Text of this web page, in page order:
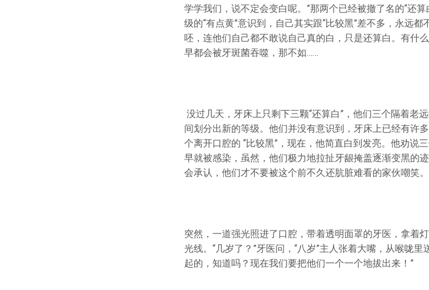
学学我们，说不定会变白呢。”那两个已经被撤了名的“还
级的“有点黄”意识到，自己其实跟“比较黑”差不多，永远都
呸，连他们自己都不敢说自己真的白，只是还算白。有什
早都会被牙斑菌吞噬，那不如……
没过几天，牙床上只剩下三颗“还算白”，他们三个隔着老
间划分出新的等级。他们并没有意识到，牙床上已经有许
个离开口腔的 “比较黑”，现在，他简直白到发亮。他劝说
早就被感染，虽然，他们极力地拉扯牙龈掩盖逐渐变黑的
会承认，他们才不要被这个前不久还肮脏难看的家伙嘲笑。
突然，一道强光照进了口腔，带着透明面罩的牙医，拿着
光线。“几岁了？”牙医问，“八岁”主人张着大嘴，从喉咙
起的，知道吗？现在我们要把他们一个一个地拔出来！”